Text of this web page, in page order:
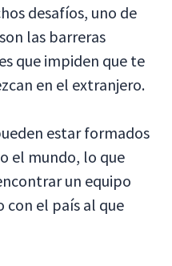
desafíos, uno de
las barreras
que impiden que te
en el extranjero.
estar formados
el mundo, lo que
un equipo
con el país al que